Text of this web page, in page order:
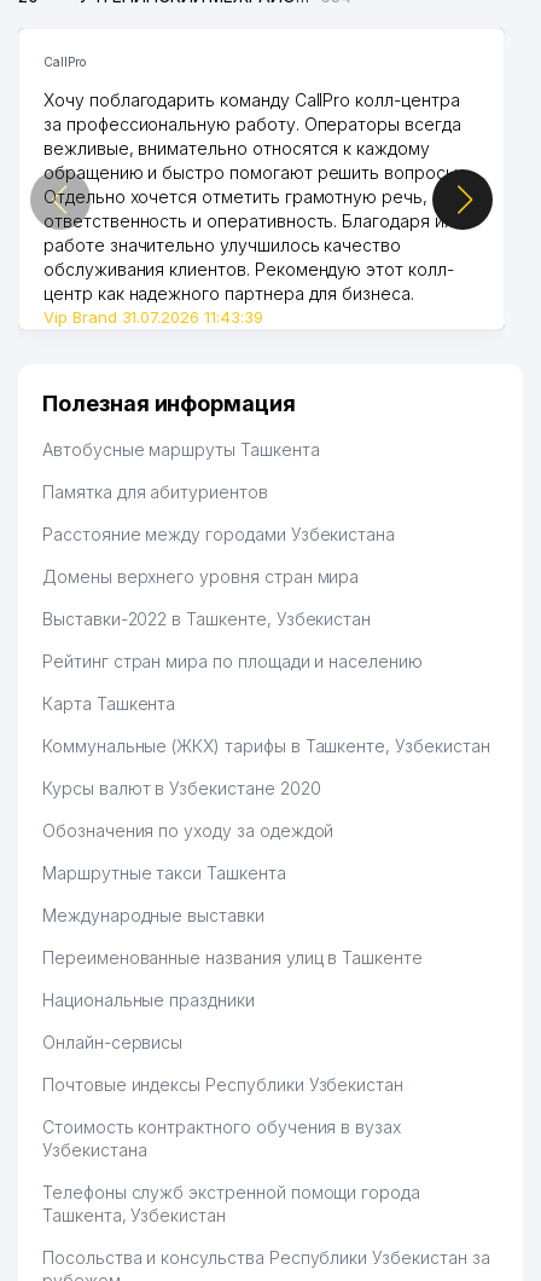
CallPro
Хочу поблагодарить команду CallPro колл-центра
за профессиональную работу. Операторы всегда
вежливые, внимательно относятся к каждому
обращению и быстро помогают решить вопросы.
Отдельно хочется отметить грамотную речь,
ответственность и оперативность. Благодаря их
работе значительно улучшилось качество
обслуживания клиентов. Рекомендую этот колл-
центр как надежного партнера для бизнеса.
Vip Brand 31.07.2026 11:43:39
Полезная информация
Автобусные маршруты Ташкента
Памятка для абитуриентов
Расстояние между городами Узбекистана
Домены верхнего уровня стран мира
Выставки-2022 в Ташкенте, Узбекистан
Рейтинг стран мира по площади и населению
Карта Ташкента
Коммунальные (ЖКХ) тарифы в Ташкенте, Узбекистан
Курсы валют в Узбекистане 2020
Обозначения по уходу за одеждой
Маршрутные такси Ташкента
Международные выставки
Переименованные названия улиц в Ташкенте
Национальные праздники
Онлайн-сервисы
Почтовые индексы Республики Узбекистан
Стоимость контрактного обучения в вузах
Узбекистана
Телефоны служб экстренной помощи города
Ташкента, Узбекистан
Посольства и консульства Республики Узбекистан за